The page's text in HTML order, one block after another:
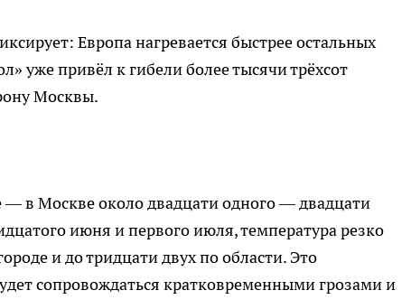
Европа нагревается быстрее остальных
уже привёл к гибели более тысячи трёхсот
Москвы.
в Москве около двадцати одного — двадцати
июня и первого июля, температура резко
и до тридцати двух по области. Это
сопровождаться кратковременными грозами и